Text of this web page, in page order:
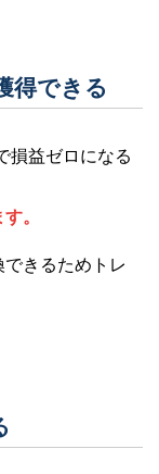
得できる
損益ゼロになる
。
きるためトレ